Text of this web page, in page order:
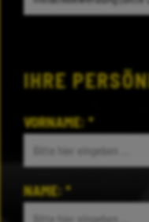
IHRE
VORNAME:*
NAME:*